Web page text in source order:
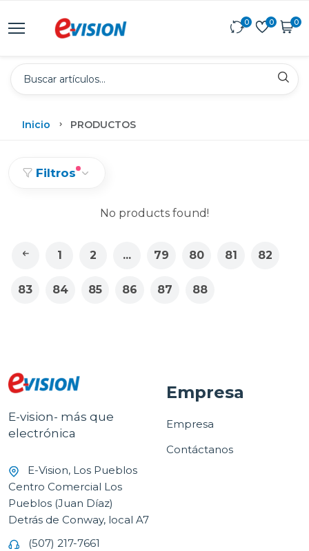
0 0 0
Inicio PRODUCTOS
Filtros
No products found!
1 2 ... 79 80 81 82
83 84 85 86 87 88
E-vision- más que
electrónica
E-Vision, Los Pueblos
Centro Comercial Los
Pueblos (Juan Díaz)
Detrás de Conway, local A7
(507) 217-7661
Empresa
Empresa
Contáctanos